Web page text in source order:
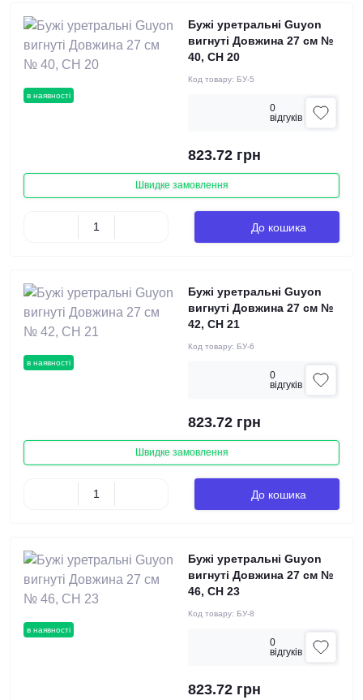
в наявності
Бужі уретральні Guyon
вигнуті Довжина 27 см №
40, СН 20
Код товару: БУ-5
0
вiдгукiв
823.72 грн
Швидке замовлення
До кошика
в наявності
Бужі уретральні Guyon
вигнуті Довжина 27 см №
42, СН 21
Код товару: БУ-6
0
вiдгукiв
823.72 грн
Швидке замовлення
До кошика
в наявності
Бужі уретральні Guyon
вигнуті Довжина 27 см №
46, СН 23
Код товару: БУ-8
0
вiдгукiв
823.72 грн